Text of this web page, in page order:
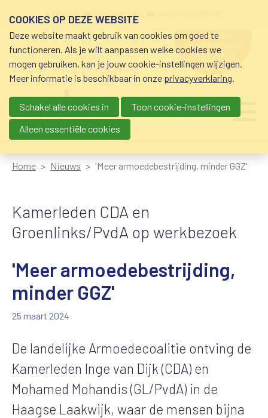
schuldhulp • sociaal krediet •
budgetbeheer • beschermingsbewind
hulp nodig
bij geldzorgen?
0800-8115.nl
Main navigation
Home Nieuws 'Meer armoedebestrijding, minder GGZ'
Kamerleden CDA en
Groenlinks/PvdA op werkbezoek
'Meer armoedebestrijding,
minder GGZ'
25 maart 2024
De landelijke Armoedecoalitie ontving de
Kamerleden Inge van Dijk (CDA) en
Mohamed Mohandis (GL/PvdA) in de
Haagse Laakwijk, waar de mensen bijna
COOKIES OP DEZE WEBSITE
Deze website maakt gebruik van cookies om goed te
functioneren. Als je wilt aanpassen welke cookies we
mogen gebruiken, kan je jouw cookie-instellingen wijzigen.
Meer informatie is beschikbaar in onze privacyverklaring.
Schakel alle cookies in
Toon cookie-instellingen
Alleen essentiële cookies